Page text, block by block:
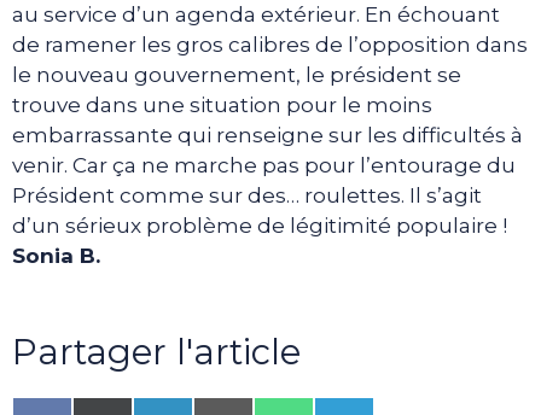
au service d’un agenda extérieur. En échouant
de ramener les gros calibres de l’opposition dans
le nouveau gouvernement, le président se
trouve dans une situation pour le moins
embarrassante qui renseigne sur les difficultés à
venir. Car ça ne marche pas pour l’entourage du
Président comme sur des… roulettes. Il s’agit
d’un sérieux problème de légitimité populaire !
Sonia B.
Partager l'article